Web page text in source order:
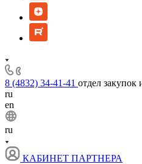
8 (4832) 34-41-41 отдел
ru
en
ru
КАБИНЕТ ПАРТНЕРА